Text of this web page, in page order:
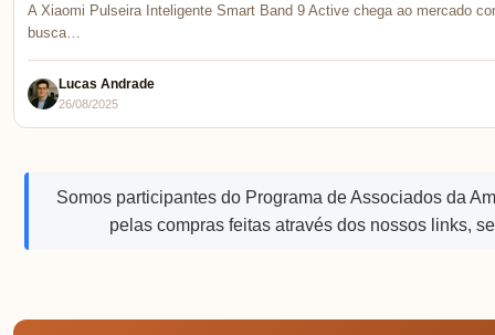
A Xiaomi Pulseira Inteligente Smart Band 9 Active chega ao mercado
busca…
Lucas Andrade
26/08/2025
Somos participantes do Programa de Associados da
pelas compras feitas através dos nossos links,